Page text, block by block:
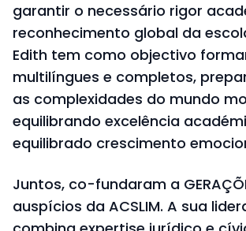
garantir o necessário rigor
reconhecimento global da
Edith tem como objectivo
multilíngues e completos,
as complexidades do mundo
equilibrando excelência
equilibrado crescimento
Juntos, co-fundaram a
auspícios da ACSLIM. A sua